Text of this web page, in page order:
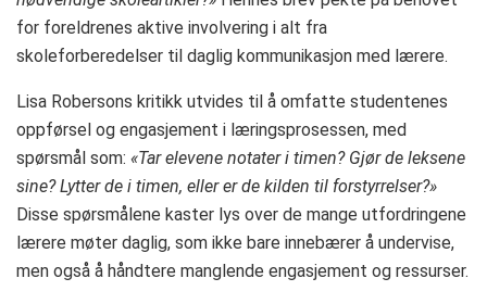
for foreldrenes aktive involvering i alt fra
skoleforberedelser til daglig kommunikasjon med lærere.
Lisa Robersons kritikk utvides til å omfatte studentenes
oppførsel og engasjement i læringsprosessen, med
spørsmål som: «Tar elevene notater i timen? Gjør de leksene
sine? Lytter de i timen, eller er de kilden til forstyrrelser?»
Disse spørsmålene kaster lys over de mange utfordringene
lærere møter daglig, som ikke bare innebærer å undervise,
men også å håndtere manglende engasjement og ressurser.